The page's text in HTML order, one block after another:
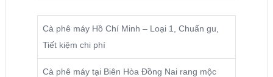
Cà phê máy Hồ Chí Minh – Loại 1, Chuẩn gu,
Tiết kiệm chi phí
Cà phê máy tại Biên Hòa Đồng Nai rang mộc